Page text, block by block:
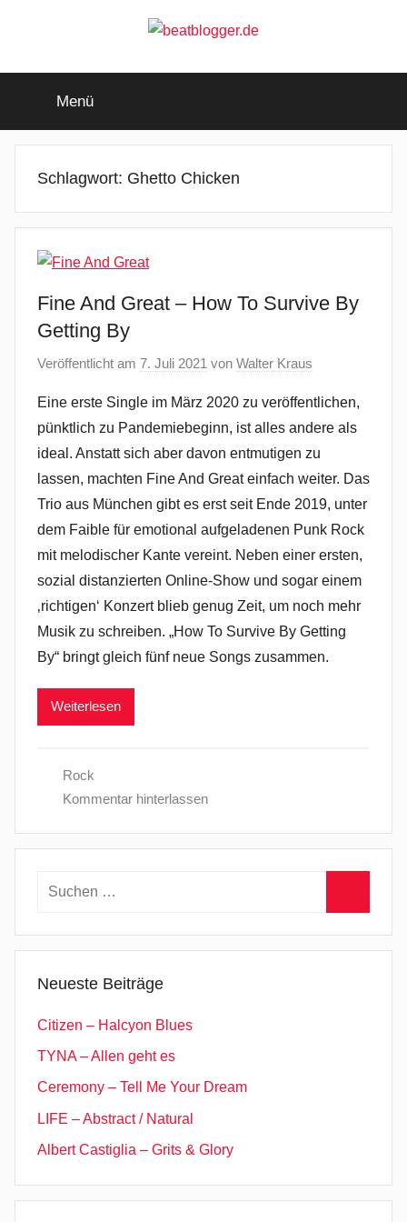
beatblogger.de
beat
goes
Menü
Schlagwort: Ghetto Chicken
Fine And Great – How To Survive By
Getting By
Veröffentlicht am 7. Juli 2021 von Walter Kraus
Eine erste Single im März 2020 zu veröffentlichen,
pünktlich zu Pandemiebeginn, ist alles andere als
ideal. Anstatt sich aber davon entmutigen zu
lassen, machten Fine And Great einfach weiter. Das
Trio aus München gibt es erst seit Ende 2019, unter
dem Faible für emotional aufgeladenen Punk Rock
mit melodischer Kante vereint. Neben einer ersten,
sozial distanzierten Online-Show und sogar einem
‚richtigen‘ Konzert blieb genug Zeit, um noch mehr
Musik zu schreiben. „How To Survive By Getting
By“ bringt gleich fünf neue Songs zusammen.
Weiterlesen
Rock
Kommentar hinterlassen
Suchen
Neueste Beiträge
Citizen – Halcyon Blues
TYNA – Allen geht es
Ceremony – Tell Me Your Dream
LIFE – Abstract / Natural
Albert Castiglia – Grits & Glory